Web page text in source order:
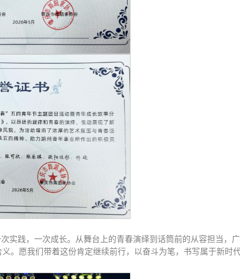
实践，一次成长。从舞台上的青春演绎到话筒前的从容担当，
。愿我们带着这份肯定继续前行，以奋斗为笔，书写属于新时